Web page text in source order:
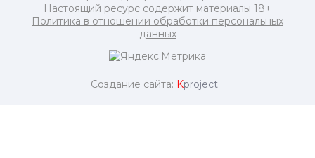
Настоящий ресурс содержит материалы 18+
Политика в отношении обработки персональных
данных
Создание сайта: Kproject